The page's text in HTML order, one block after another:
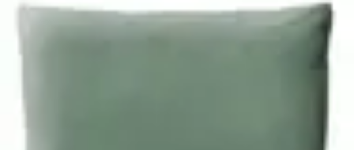
Materiel Tracteur
Choix de matériel